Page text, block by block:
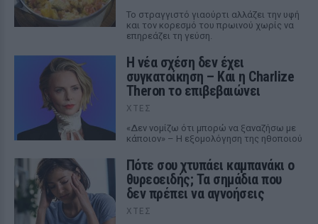
Το στραγγιστό γιαούρτι αλλάζει την υφή
και τον κορεσμό του πρωινού χωρίς να
επηρεάζει τη γεύση.
Η νέα σχέση δεν έχει
συγκατοίκηση – Και η Charlize
Theron το επιβεβαιώνει
ΧΤΕΣ
«Δεν νομίζω ότι μπορώ να ξαναζήσω με
κάποιον» – Η εξομολόγηση της ηθοποιού
Πότε σου χτυπάει καμπανάκι ο
θυρεοειδής; Τα σημάδια που
δεν πρέπει να αγνοήσεις
ΧΤΕΣ